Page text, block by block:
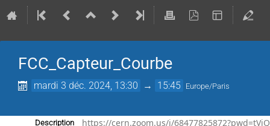
FCC_Capteur_Courbe
mardi 3 déc. 2024, 13:30 → 15:45 Europe/Paris
Description https://cern.zoom.us/j/